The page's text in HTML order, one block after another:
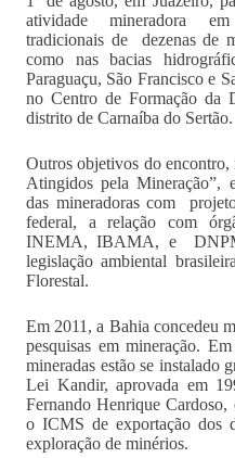
atividade mineradora
tradicionais de dezenas de
como nas bacias
Paraguaçu, São Francisco e
no Centro de Formação da
distrito de Carnaíba do Sertão.
Outros objetivos do
Atingidos pela Mineração”,
das mineradoras com
federal, a relação com
INEMA, IBAMA, e
legislação ambiental
Florestal.
Em 2011, a Bahia concedeu
pesquisas em mineração.
mineradas estão se instalado
Lei Kandir, aprovada em
Fernando Henrique Cardoso,
o ICMS de exportação dos
exploração de minérios.